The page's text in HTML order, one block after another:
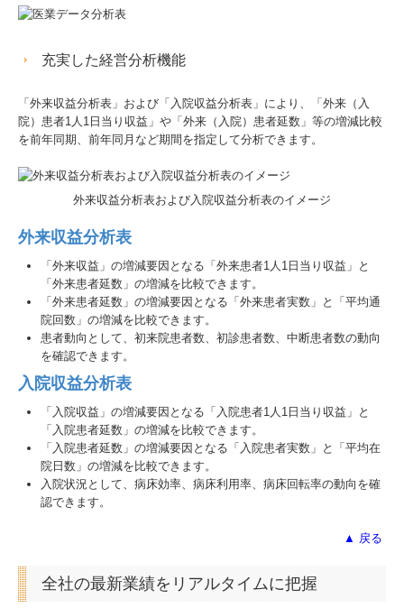
充実した経営分析機能
「外来収益分析表」および「入院収益分析表」により、「外来（入
院）患者1人1日当り収益」や「外来（入院）患者延数」等の増減比較
を前年同期、前年同月など期間を指定して分析できます。
外来収益分析表および入院収益分析表のイメージ
外来収益分析表
「外来収益」の増減要因となる「外来患者1人1日当り収益」と
「外来患者延数」の増減を比較できます。
「外来患者延数」の増減要因となる「外来患者実数」と「平均通
院回数」の増減を比較できます。
患者動向として、初来院患者数、初診患者数、中断患者数の動向
を確認できます。
入院収益分析表
「入院収益」の増減要因となる「入院患者1人1日当り収益」と
「入院患者延数」の増減を比較できます。
「入院患者延数」の増減要因となる「入院患者実数」と「平均在
院日数」の増減を比較できます。
入院状況として、病床効率、病床利用率、病床回転率の動向を確
認できます。
▲ 戻る
全社の最新業績をリアルタイムに把握